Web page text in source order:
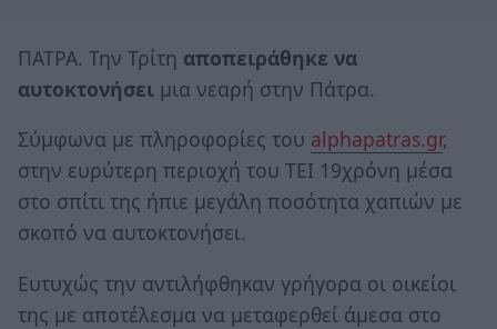
ΠΑΤΡΑ. Την Τρίτη αποπειράθηκε να
αυτοκτονήσει μια νεαρή στην Πάτρα.
Σύμφωνα με πληροφορίες του alphapatras.gr,
στην ευρύτερη περιοχή του ΤΕΙ 19χρόνη μέσα
στο σπίτι της ήπιε μεγάλη ποσότητα χαπιών με
σκοπό να αυτοκτονήσει.
Ευτυχώς την αντιλήφθηκαν γρήγορα οι οικείοι
της με αποτέλεσμα να μεταφερθεί άμεσα στο